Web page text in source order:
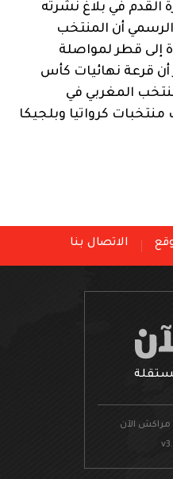
القدم في بلاغ نشرته
أن المنتخب
إلى قطر لمواصلة
أن قرعة نهائيات كأس
وضعت المنتخب المغربي في
كرواتيا وبلجيكا
الاتصال بنا
الآن